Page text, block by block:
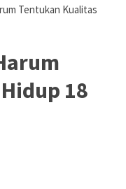
Tentukan Kualitas
18